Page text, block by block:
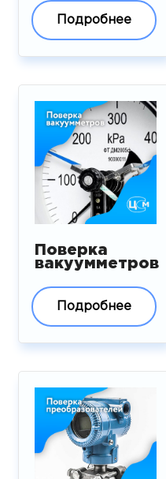
Подробнее
Поверка
вакуумметров
Подробнее